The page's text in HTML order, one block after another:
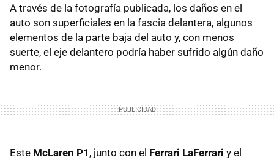
A través de la fotografía publicada, los daños en el
auto son superficiales en la fascia delantera, algunos
elementos de la parte baja del auto y, con menos
suerte, el eje delantero podría haber sufrido algún daño
menor.
Este McLaren P1 , junto con el Ferrari LaFerrari y el